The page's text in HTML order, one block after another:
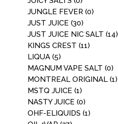
JUNGLE FEVER (0)
JUST JUICE (30)
JUST JUICE NIC SALT (14)
KINGS CREST (11)
LIQUA (5)
MAGNUM VAPE SALT (0)
MONTREAL ORIGINAL (1)
MSTQ JUICE (1)
NASTY JUICE (0)
OHF-ELIQUIDS (1)